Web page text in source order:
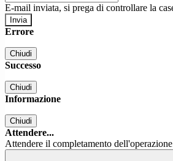
E-mail inviata, si prega di controllare la
Errore
Chiudi
Successo
Chiudi
Informazione
Chiudi
Attendere...
Attendere il completamento